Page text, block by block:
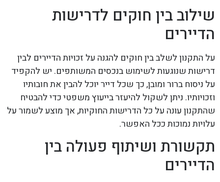
שילוב בין חוקים לדרישות
הדיירים
על התקנון לשלב בין חוקים להגנה על זכויות הדיירים לבין
דרישות שנוגעות לשימוש בנכסים המשותפים. יש להקפיד
על ניסוח ברור ומובן, כך שכל דייר יוכל להבין את חובותיו
וזכויותיו. ניתן לשקול להיעזר בייעוץ משפטי כדי להבטיח
שהתקנון עונה על כל הדרישות החוקיות, אך מוצע לשמור על
עלויות נמוכות ככל האפשר.
תקשורת ושיתוף פעולה בין
הדיירים